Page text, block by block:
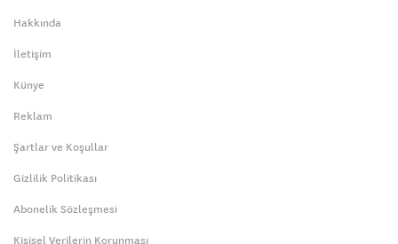
Hakkında
İletişim
Künye
Reklam
Şartlar ve Koşullar
Gizlilik Politikası
Abonelik Sözleşmesi
Kişisel Verilerin Korunması